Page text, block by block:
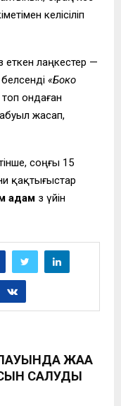
келісіліп
еткен лаңкестер —
«Боко
ондаған
жасап,
соңғы 15
қақтығыстар
адам өз үйін
ЖАҢА
САЛУДЫ